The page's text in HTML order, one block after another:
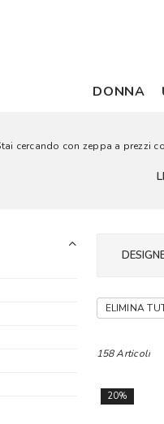
DONNA
cercando con zeppa a prezzi
ELIMINA
158 Articoli
20%